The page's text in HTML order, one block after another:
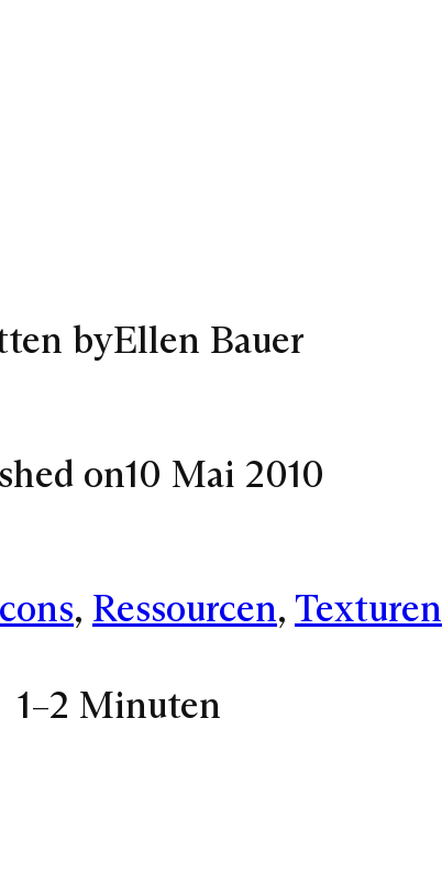
byEllen Bauer
on10 Mai 2010
, Ressourcen, Texturen
1–2 Minuten